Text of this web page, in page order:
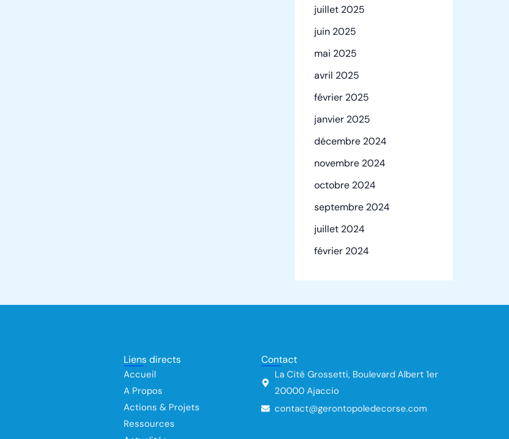
juillet 2025
juin 2025
mai 2025
avril 2025
février 2025
janvier 2025
décembre 2024
novembre 2024
octobre 2024
septembre 2024
juillet 2024
février 2024
Liens directs
Accueil
A Propos
Actions & Projets
Ressources
Contact
La Cité Grossetti, Boulevard Albert 1er
20000 Ajaccio
contact@gerontopoledecorse.com